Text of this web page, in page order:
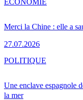
Merci la Chine : elle a
27.07.2026
Une enclave espagnole
la mer
POLITIQUE